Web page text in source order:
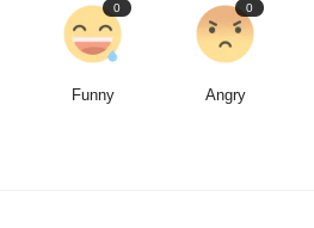
0
Funny
0
Angry